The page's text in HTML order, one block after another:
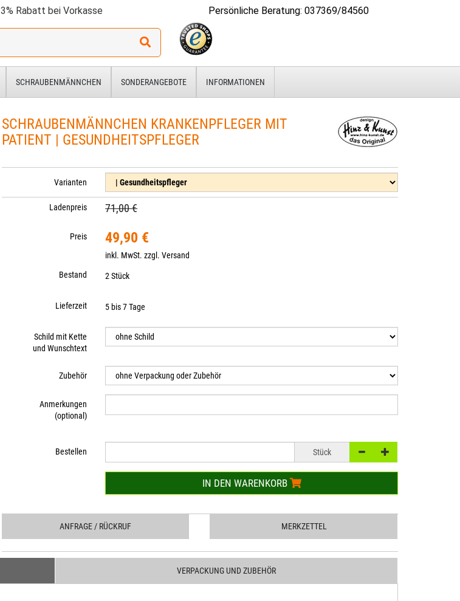
3% Rabatt bei Vorkasse Persönliche Beratung: 037369/84560
SCHRAUBENMÄNNCHEN SONDERANGEBOTE INFORMATIONEN
SCHRAUBENMÄNNCHEN KRANKENPFLEGER MIT
PATIENT | GESUNDHEITSPFLEGER
Varianten
Ladenpreis 71,00 €
Preis 49,90 €
inkl. MwSt. zzgl.Versand
Bestand
2 Stück
Lieferzeit 5 bis 7 Tage
Schild mit Kette
und Wunschtext
Zubehör
Anmerkungen
(optional)
Bestellen Stück
IN DEN WARENKORB
ANFRAGE / RÜCKRUF MERKZETTEL
VERPACKUNG UND ZUBEHÖR